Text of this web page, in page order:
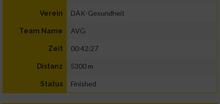
Verein DAK-Gesundheit
Team Name AVG
Zeit 00:42:27
Distanz 5300 m
Status Finished